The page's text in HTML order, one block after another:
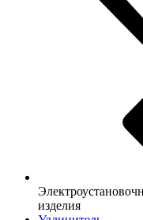
изделия